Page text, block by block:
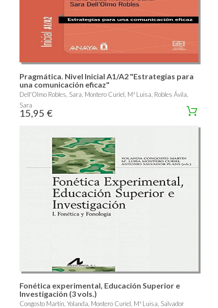
Pragmática. Nivel Inicial A1/A2 "Estrategias para
una comunicación eficaz"
Dell'Olmo Robles, Sara, Montero Curiel, Mª Luisa, Robles Ávila,
Sara
15,95 €
Fonética experimental, Educación Superior e
Investigación (3 vols.)
Congosto Martín, Yolanda, Montero Curiel, Mª Luisa, Salvador